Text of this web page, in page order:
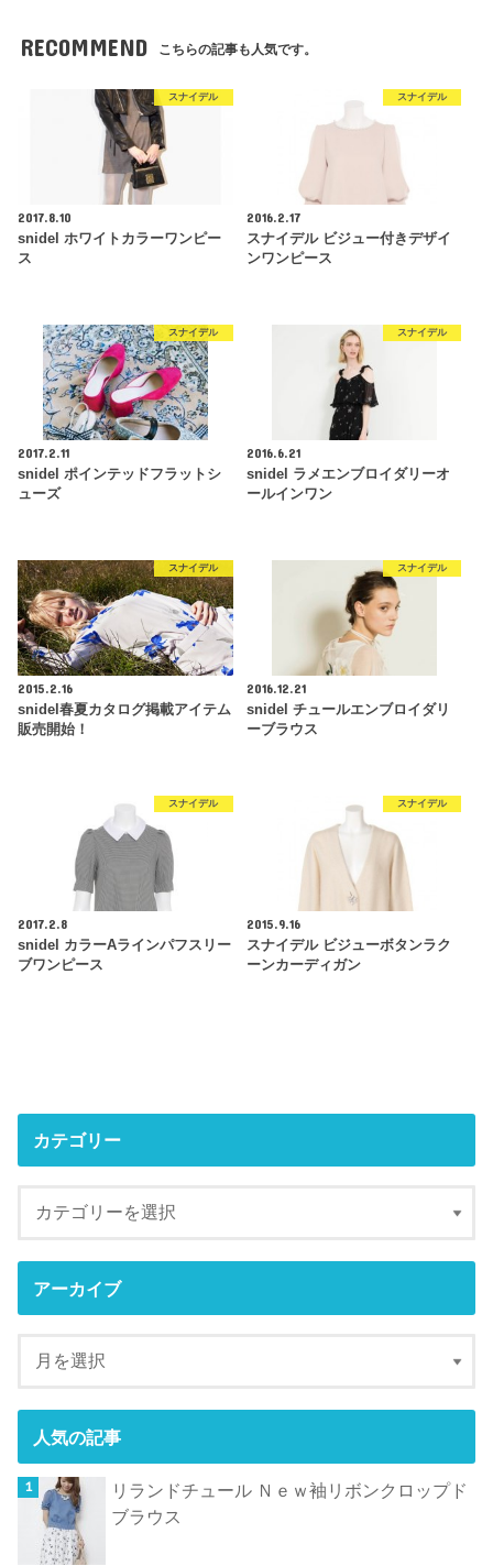
RECOMMEND こちらの記事も人気です。
スナイデル
2017.8.10
snidel ホワイトカラーワンピー
ス
スナイデル
2016.2.17
スナイデル ビジュー付きデザイ
ンワンピース
スナイデル
2017.2.11
snidel ポインテッドフラットシ
ューズ
スナイデル
2016.6.21
snidel ラメエンブロイダリーオ
ールインワン
スナイデル
2015.2.16
snidel春夏カタログ掲載アイテム
販売開始！
スナイデル
2016.12.21
snidel チュールエンブロイダリ
ーブラウス
スナイデル
2017.2.8
snidel カラーAラインパフスリー
ブワンピース
スナイデル
2015.9.16
スナイデル ビジューボタンラク
ーンカーディガン
カテゴリー
アーカイブ
人気の記事
リランドチュール Ｎｅｗ袖リボンクロップド
ブラウス